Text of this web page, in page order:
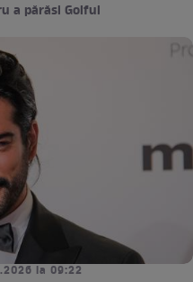
a părăsi Golful
la 09:22